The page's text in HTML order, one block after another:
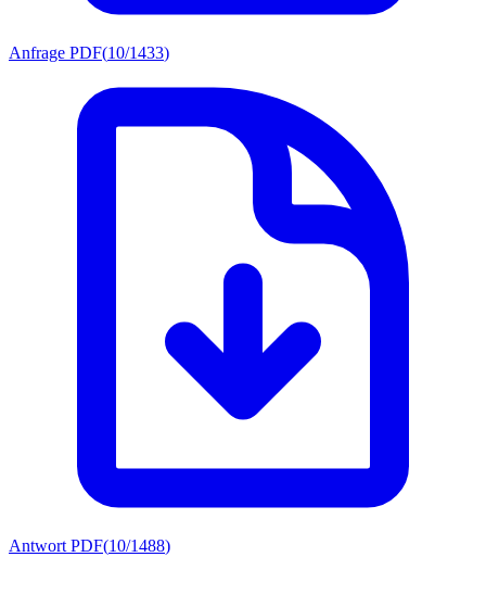
Anfrage PDF(10/1433)
Antwort PDF(10/1488)